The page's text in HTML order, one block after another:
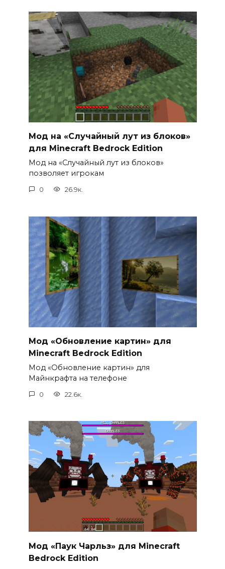
Мод на «Случайный лут из блоков»
для Minecraft Bedrock Edition
Мод на «Случайный лут из блоков»
позволяет игрокам
0 26.9к.
Мод «Обновление картин» для
Minecraft Bedrock Edition
Мод «Обновление картин» для
Майнкрафта на телефоне
0 22.6к.
Мод «Паук Чарльз» для Minecraft
Bedrock Edition